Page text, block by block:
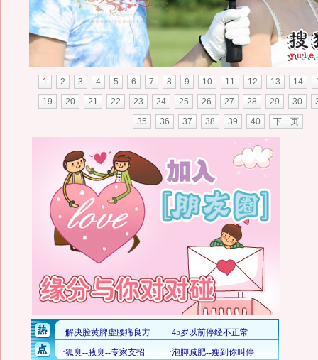
1 2 3 4 5 6 7 8 9 10 11 12 13 14
19
20 21 22 23 24 25 26 27 28 29 30
35
36 37 38 39 40 下一页